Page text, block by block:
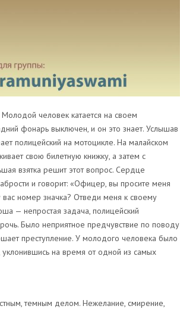
человек катается на своем
фонарь выключен, и он это знает. Услышав
полицейский на мотоцикле. На малайском
свою билетную книжку, а затем с
взятка решит этот вопрос. Сердце
и говорит: «Офицер, вы просите меня
вас номер значка? Отведи меня к своему
— непростая задача, полицейский
Было неприятное предчувствие по поводу
преступление. У молодого человека было
уклонившись на время от одной из самых
темным делом. Нежелание, смирение,